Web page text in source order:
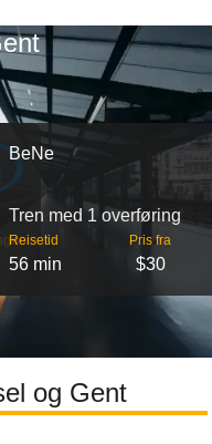
BeNe
Tren med 1 overføring
Reisetid
56 min
Pris fra
$30
og Gent